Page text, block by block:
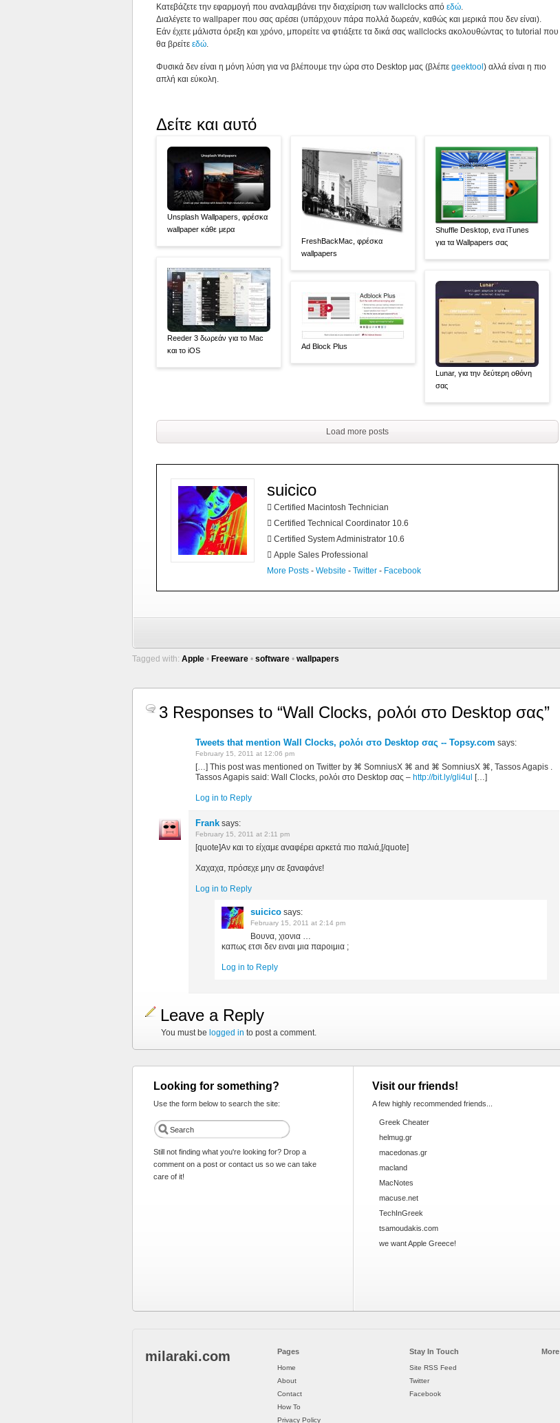
Κατεβάζετε την εφαρμογή που αναλαμβάνει την διαχείριση των wallclocks από εδώ.
Διαλέγετε το wallpaper που σας αρέσει (υπάρχουν πάρα πολλά δωρεάν, καθώς και μερικά που δεν είναι).
Εάν έχετε μάλιστα όρεξη και χρόνο, μπορείτε να φτιάξετε τα δικά σας wallclocks ακολουθώντας το tutorial που
θα βρείτε εδώ.
Φυσικά δεν είναι η μόνη λύση για να βλέπουμε την ώρα στο Desktop μας (βλέπε geektool ) αλλά είναι η πιο
απλή και εύκολη.
Δείτε και αυτό
Unsplash Wallpapers, φρέσκα
wallpaper κάθε μερα
Reeder 3 δωρεάν για το Mac
και το iOS
FreshBackMac, φρέσκα
wallpapers
Ad Block Plus
Shuffle Desktop, ενα iTunes
για τα Wallpapers σας
Lunar, για την δεύτερη οθόνη
σας
Load more posts
suicico
 Certified Macintosh Technician
 Certified Technical Coordinator 10.6
 Certified System Administrator 10.6
 Apple Sales Professional
More Posts - Website - Twitter - Facebook
Tagged with: Apple • Freeware • software • wallpapers
3 Responses to “Wall Clocks, ρολόι στο Desktop σας”
Tweets that mention Wall Clocks, ρολόι στο Desktop σας -- Topsy.com says:
February 15, 2011 at 12:06 pm
[…] This post was mentioned on Twitter by ⌘ SomniusX ⌘ and ⌘ SomniusX ⌘, Tassos Agapis .
Tassos Agapis said: Wall Clocks, ρολόι στο Desktop σας – http://bit.ly/gli4ul […]
Log in to Reply
Frank says:
February 15, 2011 at 2:11 pm
[quote]Αν και το είχαμε αναφέρει αρκετά πιο παλιά,[/quote]
Χαχαχα, πρόσεχε μην σε ξαναφάνε!
Log in to Reply
suicico says:
February 15, 2011 at 2:14 pm
Βουνα, χιονια …
καπως ετσι δεν ειναι μια παροιμια ;
Log in to Reply
Leave a Reply
You must be logged in to post a comment.
Looking for something?
Use the form below to search the site:
Still not finding what you're looking for? Drop a
comment on a post or contact us so we can take
care of it!
Visit our friends!
A few highly recommended friends...
Greek Cheater
helmug.gr
macedonas.gr
macland
MacNotes
macuse.net
TechInGreek
tsamoudakis.com
we want Apple Greece!
milaraki.com Pages
Home
About
Contact
How To
Privacy Policy
Stay In Touch
Site RSS Feed
Twitter
Facebook
More